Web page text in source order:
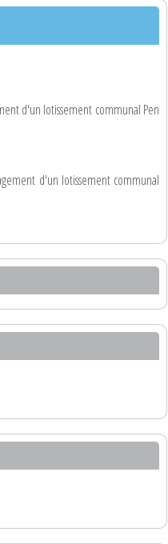
d'un lotissement communal Pen
d'un lotissement communal